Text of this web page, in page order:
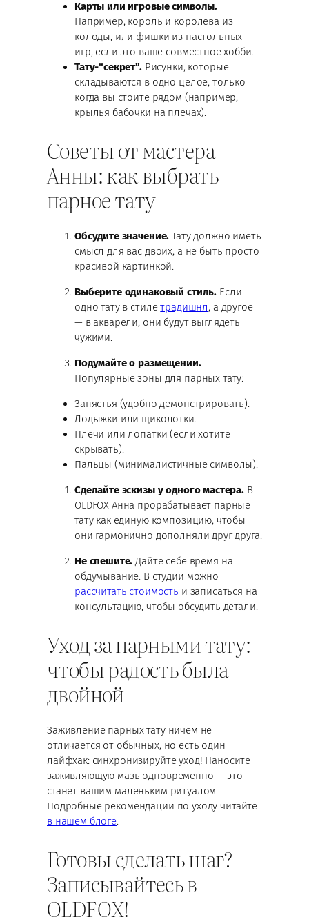
Карты или игровые символы.
Например, король и королева из
колоды, или фишки из настольных
игр, если это ваше совместное хобби.
Тату-“секрет”.Рисунки, которые
складываются в одно целое, только
когда вы стоите рядом (например,
крылья бабочки на плечах).
Советы от мастера
Анны: как выбрать
парное тату
Обсудите значение. Тату должно иметь
смысл для вас двоих, а не быть просто
красивой картинкой.
Выберите одинаковый стиль. Если
одно тату в стилетрадишнл, а другое
— в акварели, они будут выглядеть
чужими.
Подумайте о размещении.
Популярные зоны для парных тату:
Запястья (удобно демонстрировать).
Лодыжки или щиколотки.
Плечи или лопатки (если хотите
скрывать).
Пальцы (минималистичные символы).
Сделайте эскизы у одного мастера. В
OLDFOX Анна прорабатывает парные
тату как единую композицию, чтобы
они гармонично дополняли друг друга.
Не спешите. Дайте себе время на
обдумывание. В студии можно
рассчитать стоимость и записаться на
консультацию, чтобы обсудить детали.
Уход за парными тату:
чтобы радость была
двойной
Заживление парных тату ничем не
отличается от обычных, но есть один
лайфхак: синхронизируйте уход! Наносите
заживляющую мазь одновременно — это
станет вашим маленьким ритуалом.
Подробные рекомендации по уходу читайте
в нашем блоге.
Готовы сделать шаг?
Записывайтесь в
OLDFOX!